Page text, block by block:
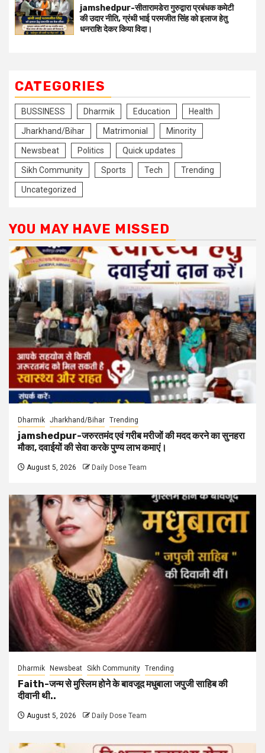
jamshedpur-सीतारामडेरा गुरुद्वारा प्रबंधक कमेटी
की उदार नीति, ग्रंथी भाई परमजीत सिंह को इलाज हेतु
धनराशि देकर किया विदा।
CATEGORIES
BUSSINESS Dharmik Education Health
Jharkhand/Bihar Matrimonial Minority
Newsbeat Politics Quick updates
Sikh Community Sports Tech Trending
Uncategorized
YOU MAY HAVE MISSED
Dharmik Jharkhand/Bihar Trending
jamshedpur-जरुरतमंद एवं गरीब मरीजों की मदद करने का सुनहरा
मौका, दवाईयों की सेवा करके पुण्य लाभ कमाएं।
August 5, 2026 Daily Dose Team
Dharmik Newsbeat Sikh Community Trending
Faith-जन्म से मुस्लिम होने के बावजूद मधुबाला जपुजी साहिब की
दीवानी थी..
August 5, 2026 Daily Dose Team